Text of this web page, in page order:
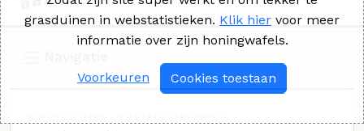
grasduinen in webstatistieken. Klik hier voor meer
informatie over zijn honingwafels.
Voorkeuren Cookies toestaan